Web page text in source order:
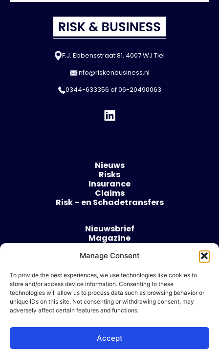
Manage Consent
To provide the best experiences, we use technologies like cookies to
store and/or access device information. Consenting to these
technologies will allow us to process data such as browsing behavior or
unique IDs on this site. Not consenting or withdrawing consent, may
adversely affect certain features and functions.
Accept
F.J. Ebbensstraat 81, 4007 WJ Tiel
info@riskenbusiness.nl
0344-633356 of06-20490063
Nieuws
Risks
Insurance
Claims
Risk – en Schadetransfers
Nieuwsbrief
Magazine
Over
Algemene voorwaarden
Cookie beleid
Ik wil adverteren